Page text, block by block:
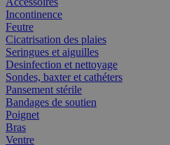
Incontinence
Feutre
Cicatrisation des plaies
Seringues et aiguilles
Desinfection et nettoyage
Sondes, baxter et cathéters
Pansement stérile
Bandages de soutien
Poignet
Bras
Ventre